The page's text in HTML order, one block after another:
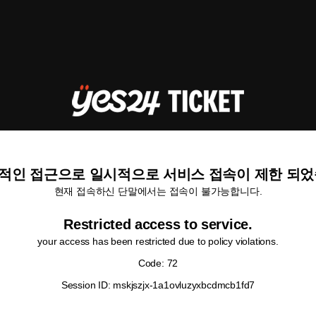
인 접근으로 일시적으로 서비스 접속이 제한 되
현재 접속하신 단말에서는 접속이 불가능합니다.
Restricted access to service.
your access has been restricted due to policy violations.
Code: 72
Session ID: mskjszjx-1a1ovluzyxbcdmcb1fd7